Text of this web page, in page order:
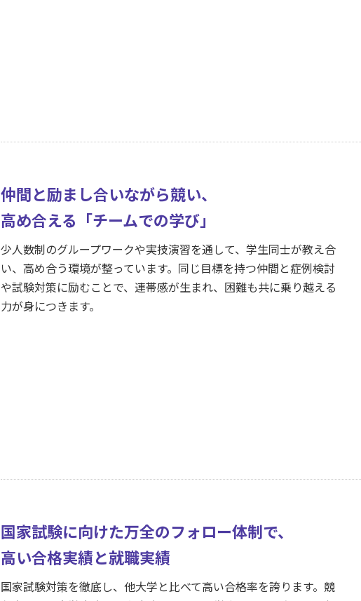
仲間と励まし合いながら競い、
高め合える「チームでの学び」
少人数制のグループワークや実技演習を通して、学生同士が教え合
い、高め合う環境が整っています。同じ目標を持つ仲間と症例検討
や試験対策に励むことで、連帯感が生まれ、困難も共に乗り越える
力が身につきます。
国家試験に向けた万全のフォロー体制で、
高い合格実績と就職実績
国家試験対策を徹底し、他大学と比べて高い合格率を誇ります。競